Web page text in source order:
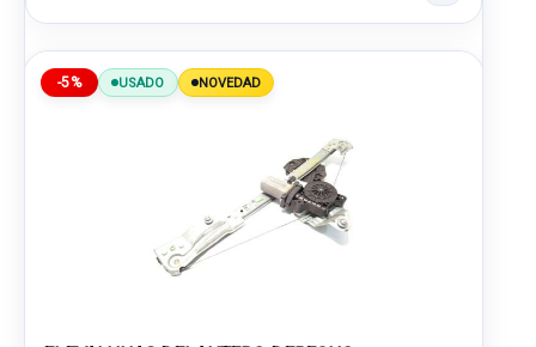
-5% USADO NOVEDAD